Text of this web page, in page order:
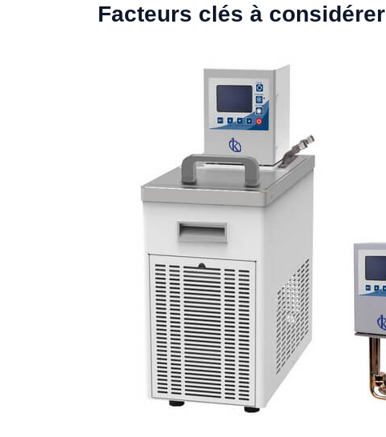
Facteurs clés à considérer